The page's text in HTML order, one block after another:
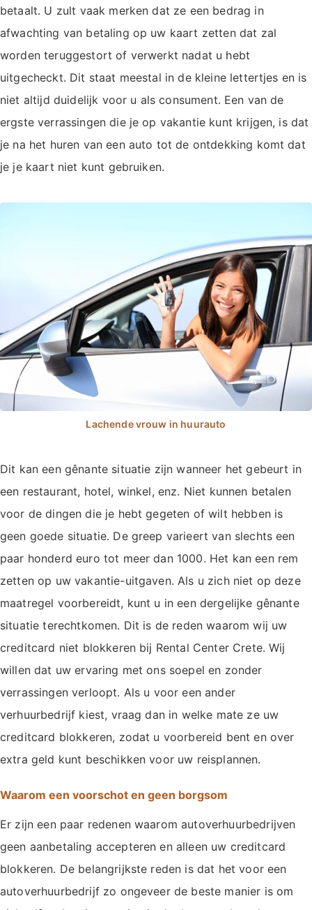
betaalt. U zult vaak merken dat ze een bedrag in
afwachting van betaling op uw kaart zetten dat zal
worden teruggestort of verwerkt nadat u hebt
uitgecheckt. Dit staat meestal in de kleine lettertjes en is
niet altijd duidelijk voor u als consument. Een van de
ergste verrassingen die je op vakantie kunt krijgen, is dat
je na het huren van een auto tot de ontdekking komt dat
je je kaart niet kunt gebruiken.
Dit kan een gênante situatie zijn wanneer het gebeurt in
een restaurant, hotel, winkel, enz. Niet kunnen betalen
voor de dingen die je hebt gegeten of wilt hebben is
geen goede situatie. De greep varieert van slechts een
paar honderd euro tot meer dan 1000. Het kan een rem
zetten op uw vakantie-uitgaven. Als u zich niet op deze
maatregel voorbereidt, kunt u in een dergelijke gênante
situatie terechtkomen. Dit is de reden waarom wij uw
creditcard niet blokkeren bij Rental Center Crete. Wij
willen dat uw ervaring met ons soepel en zonder
verrassingen verloopt. Als u voor een ander
verhuurbedrijf kiest, vraag dan in welke mate ze uw
creditcard blokkeren, zodat u voorbereid bent en over
extra geld kunt beschikken voor uw reisplannen.
Waarom een voorschot en geen borgsom
Er zijn een paar redenen waarom autoverhuurbedrijven
geen aanbetaling accepteren en alleen uw creditcard
blokkeren. De belangrijkste reden is dat het voor een
autoverhuurbedrijf zo ongeveer de beste manier is om